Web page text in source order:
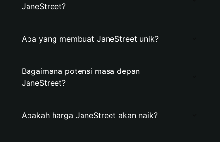
JaneStreet?
Apa yang membuat JaneStreet unik?
Bagaimana potensi masa depan
JaneStreet?
Apakah harga JaneStreet akan naik?